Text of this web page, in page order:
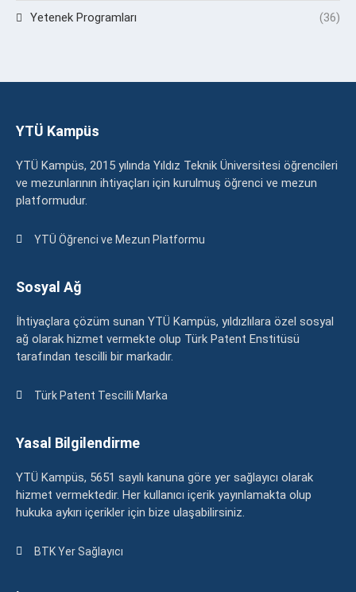
Yetenek Programları (36)
YTÜ Kampüs
YTÜ Kampüs, 2015 yılında Yıldız Teknik Üniversitesi öğrencileri
ve mezunlarının ihtiyaçları için kurulmuş öğrenci ve mezun
platformudur.
YTÜ Öğrenci ve Mezun Platformu
Sosyal Ağ
İhtiyaçlara çözüm sunan YTÜ Kampüs, yıldızlılara özel sosyal
ağ olarak hizmet vermekte olup Türk Patent Enstitüsü
tarafından tescilli bir markadır.
Türk Patent Tescilli Marka
Yasal Bilgilendirme
YTÜ Kampüs, 5651 sayılı kanuna göre yer sağlayıcı olarak
hizmet vermektedir. Her kullanıcı içerik yayınlamakta olup
hukuka aykırı içerikler için bize ulaşabilirsiniz.
BTK Yer Sağlayıcı